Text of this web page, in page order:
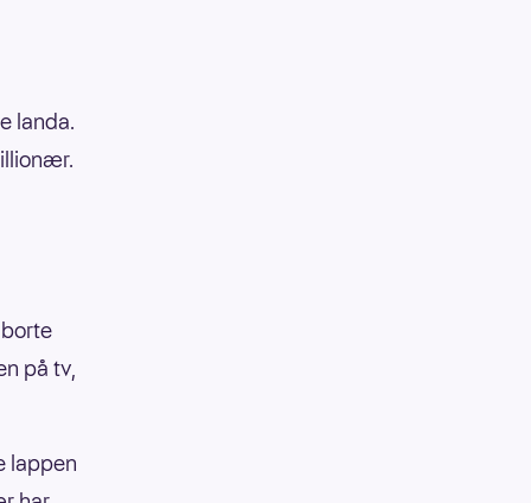
landa.
på tv,
lappen